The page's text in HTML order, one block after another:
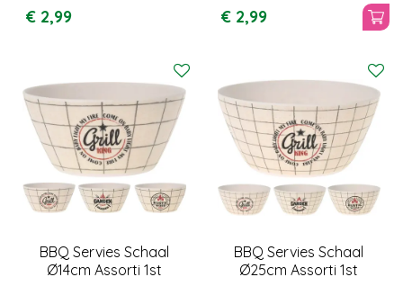
€ 2,99 € 2,99
BBQ Servies Schaal
Ø14cm Assorti 1st
BBQ Servies Schaal
Ø25cm Assorti 1st